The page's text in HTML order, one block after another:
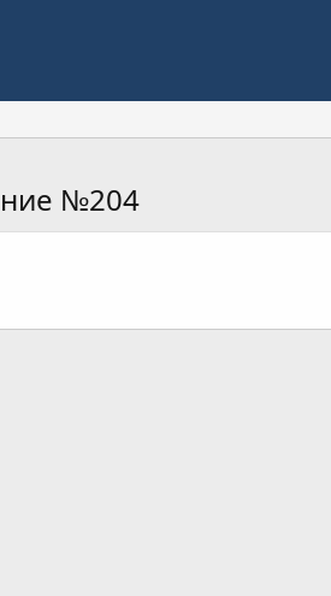
№204